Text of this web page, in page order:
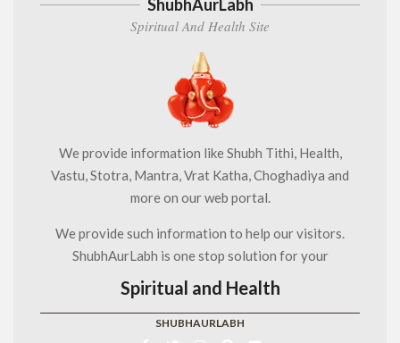
ShubhAurLabh
Spiritual And Health Site
We provide information like Shubh Tithi, Health,
Vastu, Stotra, Mantra, Vrat Katha, Choghadiya and
more on our web portal.
We provide such information to help our visitors.
ShubhAurLabh is one stop solution for your
Spiritual and Health
SHUBHAURLABH